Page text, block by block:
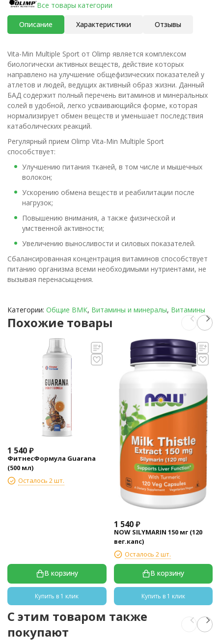
Все товары категории
Описание Характеристики Отзывы
Vita-Min Multiple Sport от Olimp является комплексом
биологически активных веществ, действие которых
направлено на улучшение общефизических показателей у
атлетов и людей, ведущих активный образ жизни. Данный
БАД содержит полный перечень витаминов и минеральных
солей в удобной, легко усваивающийся форме, которая
нормализирует обмен веществ и уменьшает последствия
катаболических реакций.
Регулярный прием Olimp Vita-Min Multiple Sport
способствует:
Улучшению питания тканей, в том числе и мышечных
волокон;
Ускорению обмена веществ и реабилитации после
нагрузок;
Повышению внимания, а также физической и
умственной активности;
Увеличению выносливости и силовых показателей.
Сбалансированная концентрация витаминов способствует
питанию организма всеми необходимыми нутриентами, не
вызывая перенасыщения.
Категории: Общие ВМК, Витамины и минералы, Витамины
Похожие товары
1 540₽
ФитнесФормула Guarana
(500 мл)
Осталось 2 шт.
В корзину
Купить в 1 клик
1 540 ₽
NOW SILYMARIN 150 мг (120
вег.капс)
Осталось 2 шт.
В корзину
Купить в 1 клик
C этим товаром также
покупают